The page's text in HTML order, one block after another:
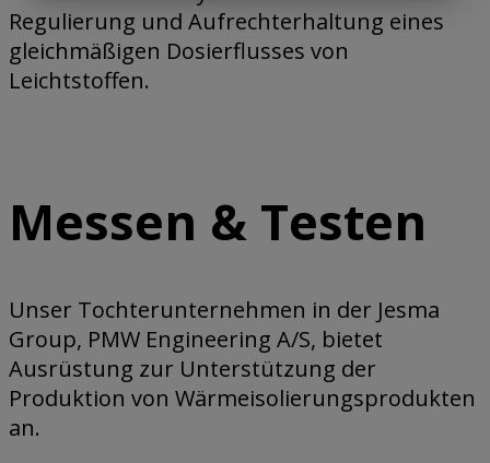
Regulierung und Aufrechterhaltung eines
gleichmäßigen Dosierflusses von
Leichtstoffen.
Messen & Testen
Unser Tochterunternehmen in der Jesma
Group, PMW Engineering A/S, bietet
Ausrüstung zur Unterstützung der
Produktion von Wärmeisolierungsprodukten
an.